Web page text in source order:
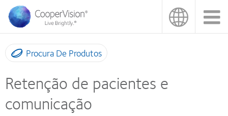
Passar
para
conteúdo
principal
Procura De Produtos
Retenção de pacientes e
comunicação